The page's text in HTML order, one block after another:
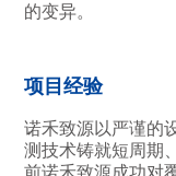
的变异。
项目经验
诺禾致源以严谨的
测技术铸就短周期
前诺禾致源成功对